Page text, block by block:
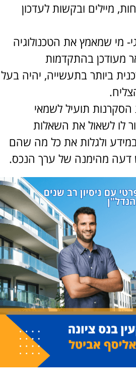
מיילים ובקשות לעדכון
מי שמאמץ את הטכנולוגיה
בהתקדמות
ביותר בתעשייה, יהיה בעל
תועיל לשמאי
לו לשאול את השאלות
ולגלות את כל מה שהם
מהימנה של ערך הנכס.